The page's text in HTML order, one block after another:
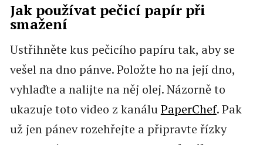
Jak používat pečicí papír při
smažení
Ustřihněte kus pečicího papíru tak, aby se
vešel na dno pánve. Položte ho na její dno,
vyhlaďte a nalijte na něj olej. Názorně to
ukazuje toto video z kanáluPaperChef. Pak
už jen pánev rozehřejte a připravte řízky